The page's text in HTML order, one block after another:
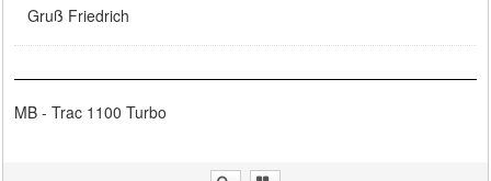
Gruß Friedrich
MB - Trac 1100 Turbo